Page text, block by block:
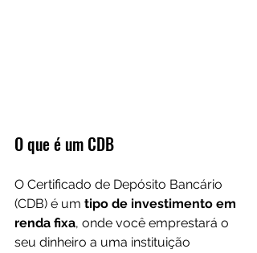
O que é um CDB
O Certificado de Depósito Bancário
(CDB) é um tipo de investimento em
renda fixa, onde você emprestará o
seu dinheiro a uma instituição